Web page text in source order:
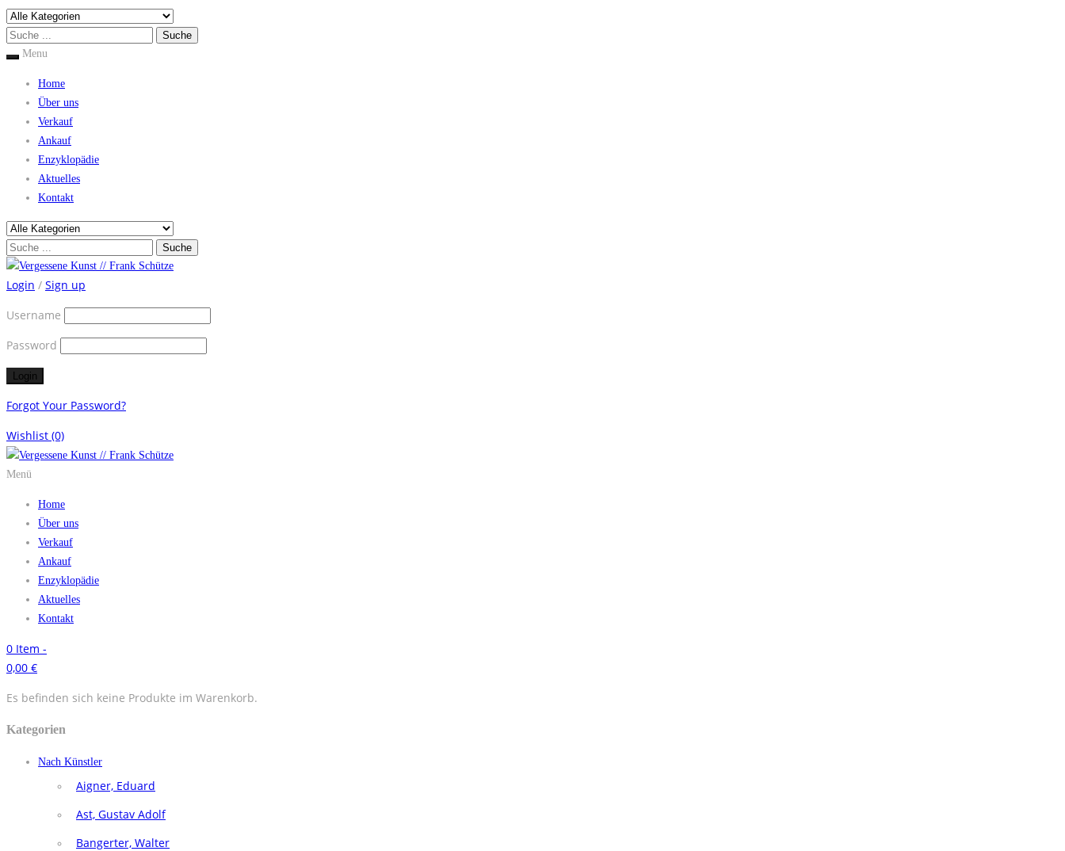
Menu
Home
Über uns
Verkauf
Ankauf
Enzyklopädie
Aktuelles
Kontakt
Login / Sign up
Username
Password
Forgot Your Password?
Wishlist (0)
Menü
Home
Über uns
Verkauf
Ankauf
Enzyklopädie
Aktuelles
Kontakt
0 Item -
0,00 €
Es befinden sich keine Produkte im Warenkorb.
Kategorien
Nach Künstler
Aigner, Eduard
Ast, Gustav Adolf
Bangerter, Walter